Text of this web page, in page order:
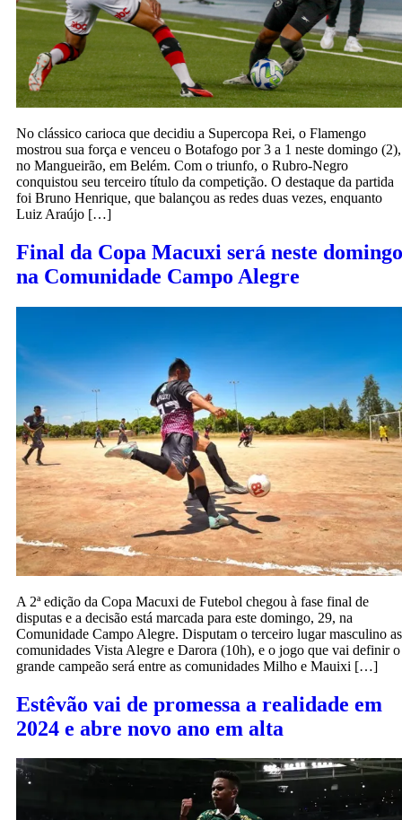
No clássico carioca que decidiu a Supercopa Rei, o Flamengo
mostrou sua força e venceu o Botafogo por 3 a 1 neste domingo (2),
no Mangueirão, em Belém. Com o triunfo, o Rubro-Negro
conquistou seu terceiro título da competição. O destaque da partida
foi Bruno Henrique, que balançou as redes duas vezes, enquanto
Luiz Araújo […]
Final da Copa Macuxi será neste domingo
na Comunidade Campo Alegre
A 2ª edição da Copa Macuxi de Futebol chegou à fase final de
disputas e a decisão está marcada para este domingo, 29, na
Comunidade Campo Alegre. Disputam o terceiro lugar masculino as
comunidades Vista Alegre e Darora (10h), e o jogo que vai definir o
grande campeão será entre as comunidades Milho e Mauixi […]
Estêvão vai de promessa a realidade em
2024 e abre novo ano em alta